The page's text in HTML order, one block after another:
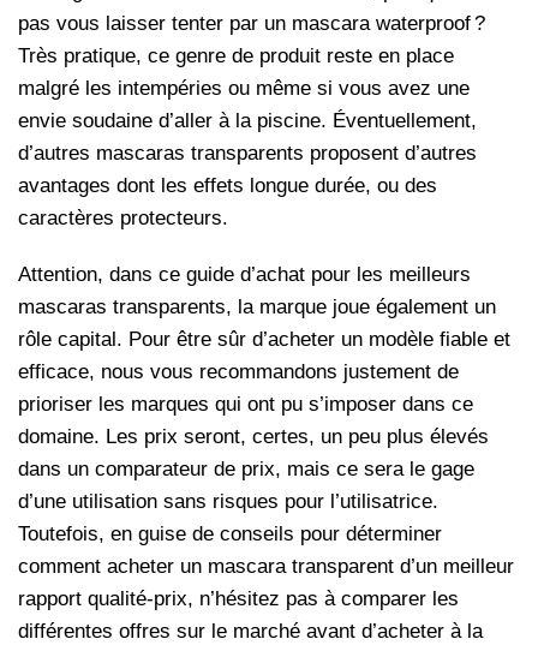
pas vous laisser tenter par un mascara waterproof ?
Très pratique, ce genre de produit reste en place
malgré les intempéries ou même si vous avez une
envie soudaine d’aller à la piscine. Éventuellement,
d’autres mascaras transparents proposent d’autres
avantages dont les effets longue durée, ou des
caractères protecteurs.
Attention, dans ce guide d’achat pour les meilleurs
mascaras transparents, la marque joue également un
rôle capital. Pour être sûr d’acheter un modèle fiable et
efficace, nous vous recommandons justement de
prioriser les marques qui ont pu s’imposer dans ce
domaine. Les prix seront, certes, un peu plus élevés
dans un comparateur de prix, mais ce sera le gage
d’une utilisation sans risques pour l’utilisatrice.
Toutefois, en guise de conseils pour déterminer
comment acheter un mascara transparent d’un meilleur
rapport qualité-prix, n’hésitez pas à comparer les
différentes offres sur le marché avant d’acheter à la